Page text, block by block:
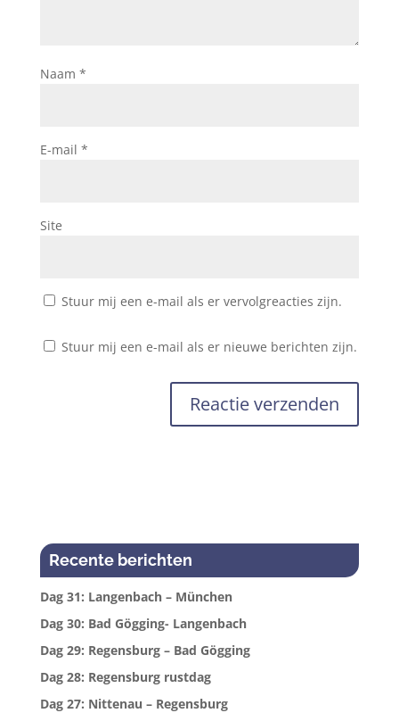
Naam *
E-mail *
Site
Stuur mij een e-mail als er vervolgreacties zijn.
Stuur mij een e-mail als er nieuwe berichten zijn.
Recente berichten
Dag 31: Langenbach – München
Dag 30: Bad Gögging- Langenbach
Dag 29: Regensburg – Bad Gögging
Dag 28: Regensburg rustdag
Dag 27: Nittenau – Regensburg